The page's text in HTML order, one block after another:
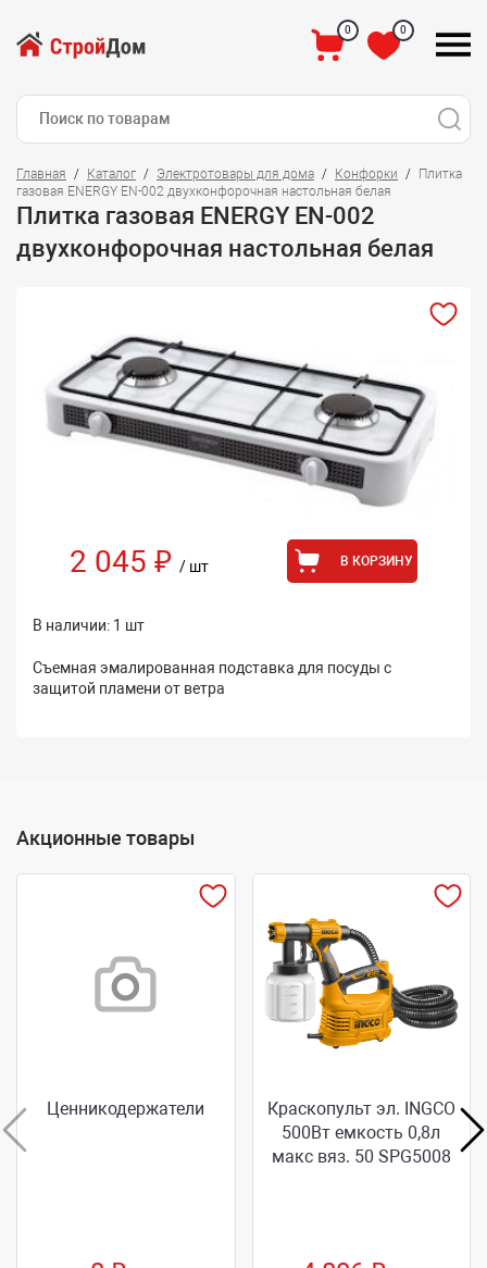
0 0
Главная Каталог Электротовары для дома Конфорки
Плитка
газовая ENERGY EN-002 двухконфорочная настольная белая
Плитка газовая ENERGY EN-002
двухконфорочная настольная белая
2 045 ₽ / шт В КОРЗИНУ
В наличии: 1 шт
Съемная эмалированная подставка для посуды с
защитой пламени от ветра
Акционные товары
Ценникодержатели
Краскопульт эл. INGCO
500Вт емкость 0,8л
макс вяз. 50 SPG5008